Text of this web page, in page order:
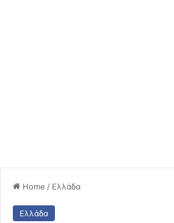
Home / Ελλάδα
Ελλάδα